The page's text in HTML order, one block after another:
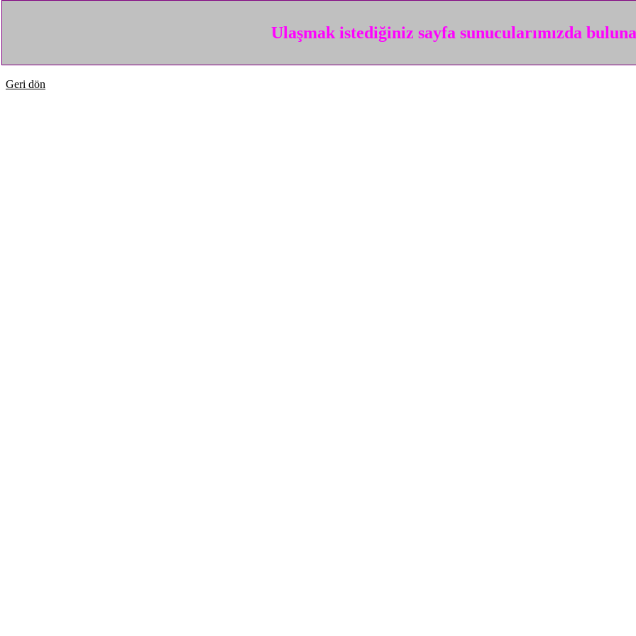
Ulaşmak istediğiniz sayfa sunucularımızda
Geri dön